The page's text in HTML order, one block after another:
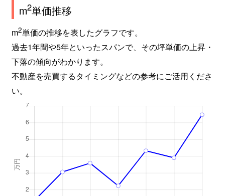
m2単価推移
m2単価の推移を表したグラフです。
過去1年間や5年といったスパンで、その坪単価の上昇・
下落の傾向がわかります。
不動産を売買するタイミングなどの参考にご活用くださ
い。